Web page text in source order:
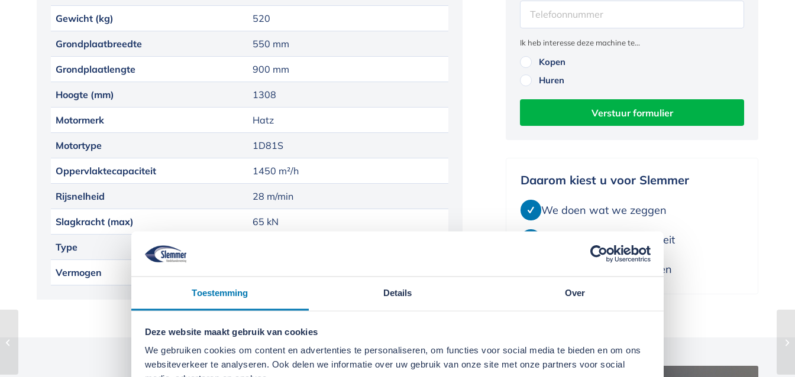
Toestemming Details Over
Deze website maakt gebruik van cookies
We gebruiken cookies om content en advertenties te personaliseren, om functies voor social media te bieden en om ons
websiteverkeer te analyseren. Ook delen we informatie over uw gebruik van onze site met onze partners voor social
Gewicht (kg) 520
Grondplaatbreedte 550 mm
Grondplaatlengte 900 mm
Hoogte (mm) 1308
Motormerk Hatz
Motortype 1D81S
Oppervlaktecapaciteit 1450 m²/h
Rijsnelheid 28 m/min
Slagkracht (max) 65 kN
Type
Vermogen
Ik heb interesse deze machine te...
Kopen
Huren
Verstuur formulier
Daarom kiest u voor Slemmer
We doen wat we zeggen
We leveren alleen kwaliteit
We denken in oplossingen